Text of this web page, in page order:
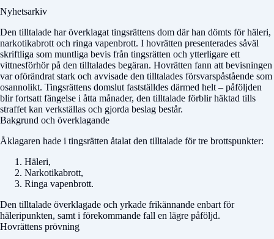
Nyhetsarkiv
Den tilltalade har överklagat tingsrättens dom där han dömts för häleri,
narkotikabrott och ringa vapenbrott. I hovrätten presenterades såväl
skriftliga som muntliga bevis från tingsrätten och ytterligare ett
vittnesförhör på den tilltalades begäran. Hovrätten fann att bevisningen
var oförändrat stark och avvisade den tilltalades försvarspåstående som
osannolikt. Tingsrättens domslut fastställdes därmed helt – påföljden
blir fortsatt fängelse i åtta månader, den tilltalade förblir häktad tills
straffet kan verkställas och gjorda beslag består.
Bakgrund och överklagande
Åklagaren hade i tingsrätten åtalat den tilltalade för tre brottspunkter:
Häleri,
Narkotikabrott,
Ringa vapenbrott.
Den tilltalade överklagade och yrkade frikännande enbart för
häleripunkten, samt i förekommande fall en lägre påföljd.
Hovrättens prövning